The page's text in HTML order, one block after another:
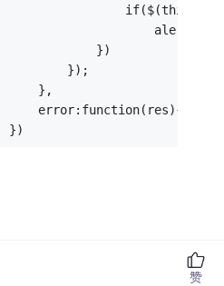
})
});
},
})
赞